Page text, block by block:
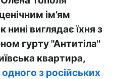
ім’ям
виглядає їхня з
гурту "Антитіла"
квартира,
з російських